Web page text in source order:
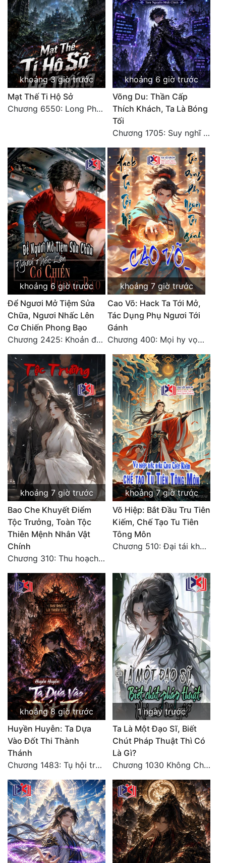
Tu Chân
Tu Tiên
Tội Phạm
Vô Địch
Võ Hiệp
Võng Du
Xuyên Nhanh
Xuyên Sách
Xuyên Thư
Điền Văn
Đô Thị
Đông Phương
Đông Phương Huyền Huyễn
Đồng Nhân
Cẩu Đạo Trường Sinh
Truyện Nam
Truyện Nữ
Vô Địch Lưu
Xây Dựng Thế Lực
Đam Mỹ
Đẹp
Đẹp Hiệp
Tính Cách Nhân Vật :
Sát Phạt Quyết Đoán
Vô Sỉ
Điềm Đạm
khoảng 3 giờ trước
Mạt Thế Ti Hộ Sở
Chương 6550: Long Phượng Thần Trận
khoảng 6 giờ trước
Võng Du: Thần Cấp
Thích Khách, Ta Là Bóng
Tối
Chương 1705: Suy nghĩ sinh tồn của Vô Danh Tuyết!
khoảng 6 giờ trước
Để Ngươi Mở Tiệm Sửa
Chữa, Ngươi Nhấc Lên
Cơ Chiến Phong Bạo
Chương 2425: Khoản đầu tư của Tượng Chủ!! Nỗi nghi hoặc của Tô Bạch!
khoảng 7 giờ trước
Cao Võ: Hack Ta Tới Mở,
Tác Dụng Phụ Ngươi Tới
Gánh
Chương 400: Mọi hy vọng đặt trên Tô Mặc!
khoảng 7 giờ trước
Bao Che Khuyết Điểm
Tộc Trưởng, Toàn Tộc
Thiên Mệnh Nhân Vật
Chính
Chương 310: Thu hoạch ngoài ý muốn, ưu thế tuyệt đối.
khoảng 7 giờ trước
Võ Hiệp: Bắt Đầu Tru Tiên
Kiếm, Chế Tạo Tu Tiên
Tông Môn
Chương 510: Đại tái khai màn, quyết đấu khốc liệt
khoảng 8 giờ trước
Huyền Huyễn: Ta Dựa
Vào Đốt Thi Thành
Thánh
Chương 1483: Tụ hội trước đại chiến
1 ngày trước
Ta Là Một Đạo Sĩ, Biết
Chút Pháp Thuật Thì Có
Là Gì?
Chương 1030 Không Chi Hoàng Nguyên Đại Hư